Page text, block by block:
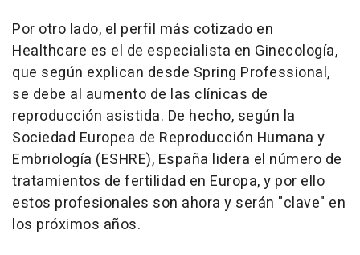
Por otro lado, el perfil más cotizado en
Healthcare es el de especialista en Ginecología,
que según explican desde Spring Professional,
se debe al aumento de las clínicas de
reproducción asistida. De hecho, según la
Sociedad Europea de Reproducción Humana y
Embriología (ESHRE), España lidera el número de
tratamientos de fertilidad en Europa, y por ello
estos profesionales son ahora y serán "clave" en
los próximos años.